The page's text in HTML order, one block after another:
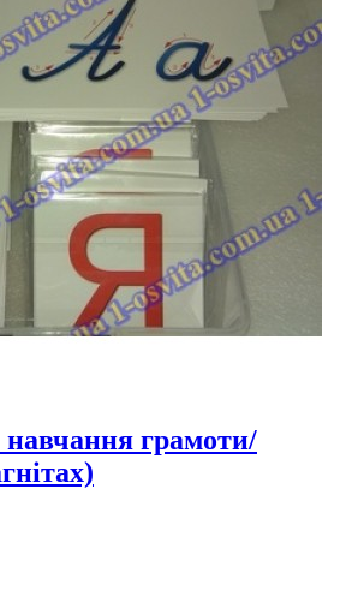
грамоти/